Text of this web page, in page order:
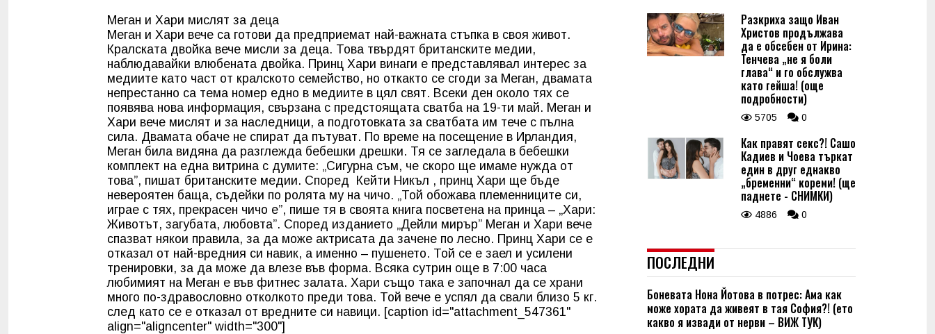
Меган и Хари мислят за деца
Меган и Хари вече са готови да предприемат най-важната стъпка в своя живот.
Кралската двойка вече мисли за деца. Това твърдят британските медии,
наблюдавайки влюбената двойка. Принц Хари винаги е представлявал интерес за
медиите като част от кралското семейство, но откакто се сгоди за Меган, двамата
непрестанно са тема номер едно в медиите в цял свят. Всеки ден около тях се
появява нова информация, свързана с предстоящата сватба на 19-ти май. Меган и
Хари вече мислят и за наследници, а подготовката за сватбата им тече с пълна
сила. Двамата обаче не спират да пътуват. По време на посещение в Ирландия,
Меган била видяна да разглежда бебешки дрешки. Тя се загледала в бебешки
комплект на една витрина с думите: „Сигурна съм, че скоро ще имаме нужда от
това”, пишат британските медии. Според Кейти Никъл , принц Хари ще бъде
невероятен баща, съдейки по ролята му на чичо. „Той обожава племенниците си,
играе с тях, прекрасен чичо е”, пише тя в своята книга посветена на принца – „Хари:
Животът, загубата, любовта”. Според изданието „Дейли мирър” Меган и Хари вече
спазват някои правила, за да може актрисата да зачене по лесно. Принц Хари се е
отказал от най-вредния си навик, а именно – пушенето. Той се е заел и усилени
тренировки, за да може да влезе във форма. Всяка сутрин още в 7:00 часа
любимият на Меган е във фитнес залата. Хари също така е започнал да се храни
много по-здравословно отколкото преди това. Той вече е успял да свали близо 5 кг.
след като се е отказал от вредните си навици. [caption id="attachment_547361"
align="aligncenter" width="300"]
Разкриха защо Иван
Христов продължава
да е обсебен от Ирина:
Тенчева „не я боли
глава“ и го обслужва
като гейша! (още
подробности)
5705 0
Как правят секс?! Сашо
Кадиев и Чоева търкат
един в друг еднакво
„бременни“ кореми! (ще
паднете - СНИМКИ)
4886 0
ПОСЛЕДНИ
Боневата Нона Йотова в потрес: Ама как
може хората да живеят в тая София?! (ето
какво я извади от нерви – ВИЖ ТУК)